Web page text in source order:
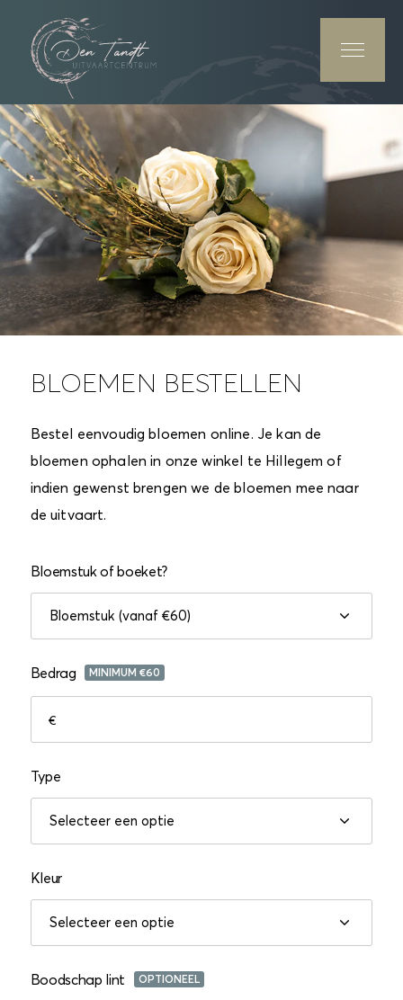
BLOEMEN BESTELLEN
Bestel eenvoudig bloemen online. Je kan de
bloemen ophalen in onze winkel te Hillegem of
indien gewenst brengen we de bloemen mee naar
de uitvaart.
Bloemstuk of boeket?
Bedrag MINIMUM €60
€
Type
Kleur
Boodschap lint OPTIONEEL